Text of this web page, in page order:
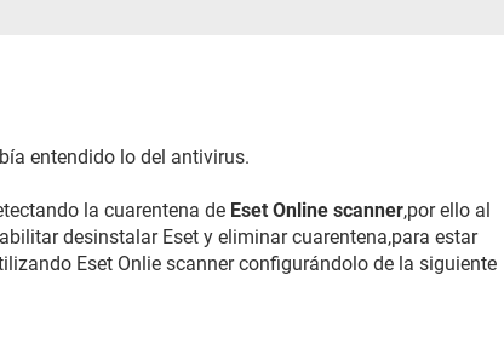
entendido lo del antivirus.
la cuarentena de Eset Online scanner,por ello al
desinstalar Eset y eliminar cuarentena,para estar
Eset Onlie scanner configurándolo de la siguiente